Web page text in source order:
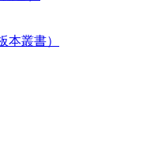
本叢書）